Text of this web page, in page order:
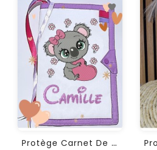
P
Rotège Carnet De Santé...